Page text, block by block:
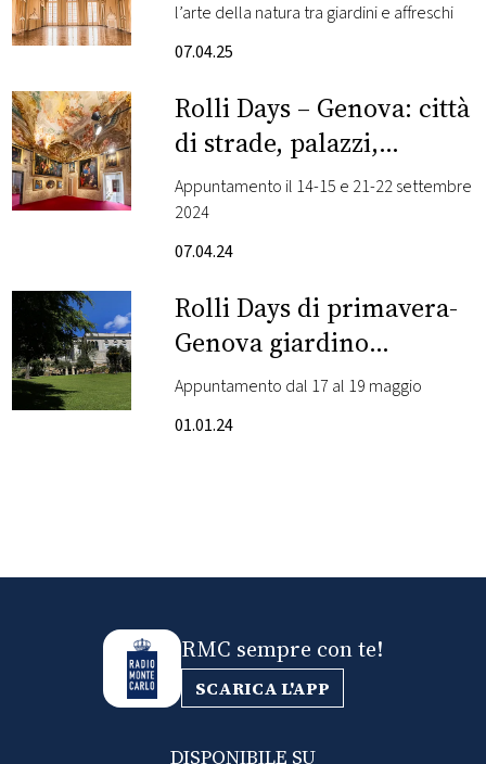
VIDEO
TV
PRINCIPATO
DI
MONACO
CONSIGLIA
l’arte della natura tra giardini e affreschi
07.04.25
Rolli Days – Genova: città
di strade, palazzi,
famiglie
Appuntamento il 14-15 e 21-22 settembre
2024
07.04.24
Rolli Days di primavera-
Genova giardino
d’Europa
Appuntamento dal 17 al 19 maggio
01.01.24
RMC sempre con te!
SCARICA L'APP
DISPONIBILE SU